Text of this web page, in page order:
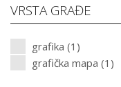
VRSTA GRAĐE
grafika (1)
grafička mapa (1)